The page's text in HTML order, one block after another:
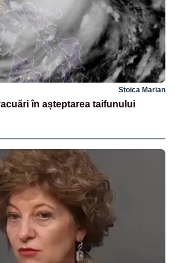
Stoica Marian
în așteptarea taifunului